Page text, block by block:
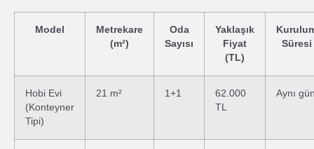
Model
Metrekare
(m²)
Oda
Sayısı
Yaklaşık
Fiyat
(TL)
Süresi
Hobi Evi
(Konteyner
Tipi)
21 m² 1+1
62.000
TL
Aynı